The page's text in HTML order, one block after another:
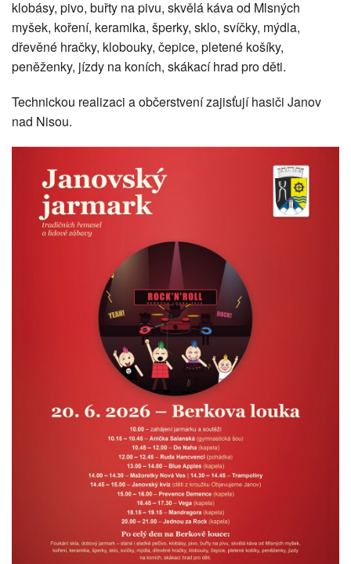
klobásy, pivo, buřty na pivu, skvělá káva od Mlsných
myšek, koření, keramika, šperky, sklo, svíčky, mýdla,
dřevěné hračky, klobouky, čepice, pletené košíky,
peněženky, jízdy na koních, skákací hrad pro děti.
Technickou realizaci a občerstvení zajisťují hasiči Janov
nad Nisou.